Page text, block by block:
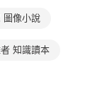
及更正。
userRule
home
後付」服務完成之交
圖像小說
知識讀本